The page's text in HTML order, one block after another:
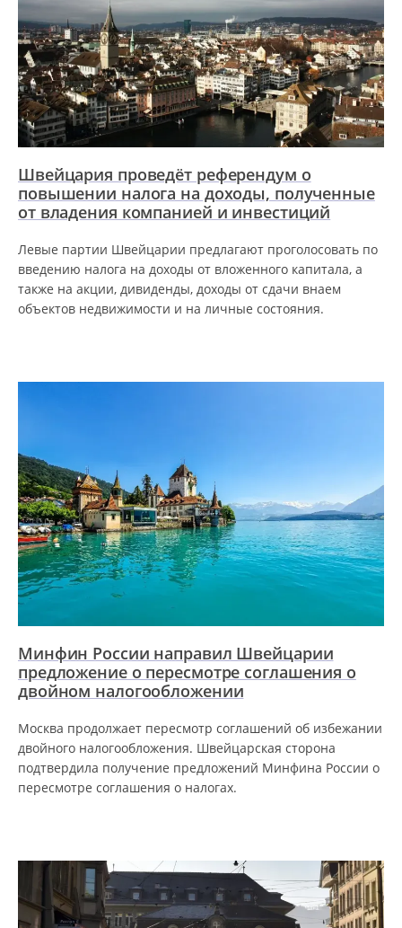
Швейцария проведёт референдум о
повышении налога на доходы, полученные
от владения компанией и инвестиций
Левые партии Швейцарии предлагают проголосовать по
введению налога на доходы от вложенного капитала, а
также на акции, дивиденды, доходы от сдачи внаем
объектов недвижимости и на личные состояния.
Минфин России направил Швейцарии
предложение о пересмотре соглашения о
двойном налогообложении
Москва продолжает пересмотр соглашений об избежании
двойного налогообложения. Швейцарская сторона
подтвердила получение предложений Минфина России о
пересмотре соглашения о налогах.